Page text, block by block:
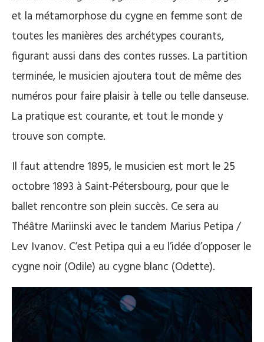
et la métamorphose du cygne en femme sont de
toutes les manières des archétypes courants,
figurant aussi dans des contes russes. La partition
terminée, le musicien ajoutera tout de même des
numéros pour faire plaisir à telle ou telle danseuse.
La pratique est courante, et tout le monde y
trouve son compte.
Il faut attendre 1895, le musicien est mort le 25
octobre 1893 à Saint-Pétersbourg, pour que le
ballet rencontre son plein succès. Ce sera au
Théâtre Mariinski avec le tandem Marius Petipa /
Lev Ivanov. C’est Petipa qui a eu l’idée d’opposer le
cygne noir (Odile) au cygne blanc (Odette).